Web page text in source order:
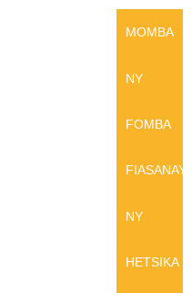
MOMBA
NY
FOMBA
FIASANAY
NY
HETSIKA